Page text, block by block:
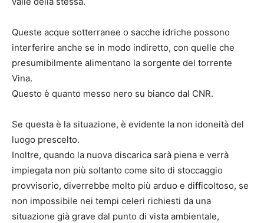
Queste acque sotterranee o sacche idriche possono
interferire anche se in modo indiretto, con quelle che
presumibilmente alimentano la sorgente del torrente
Vina.
Questo è quanto messo nero su bianco dal CNR.
Se questa è la situazione, è evidente la non idoneità del
luogo prescelto.
Inoltre, quando la nuova discarica sarà piena e verrà
impiegata non più soltanto come sito di stoccaggio
provvisorio, diverrebbe molto più arduo e difficoltoso, se
non impossibile nei tempi celeri richiesti da una
situazione già grave dal punto di vista ambientale,